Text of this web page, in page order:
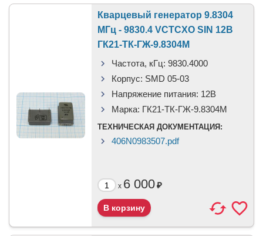
Кварцевый генератор 9.8304
МГц - 9830.4 VCTCXO SIN 12В
ГК21-ТК-ГЖ-9.8304М
Частота, кГц: 9830.4000
Корпус: SMD 05-03
Напряжение питания: 12В
Марка: ГК21-ТК-ГЖ-9.8304М
ТЕХНИЧЕСКАЯ ДОКУМЕНТАЦИЯ:
406N0983507.pdf
x 6 000₽